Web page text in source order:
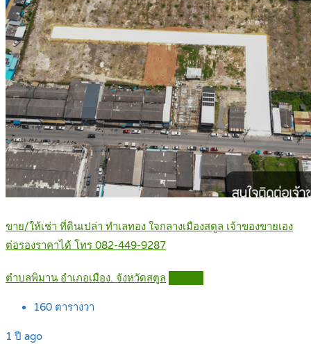
ขาย/ให้เช่า ที่ดินเปล่า ทำเลทอง ใจกลางเมืองสตูล เจ้าของขายเอง
ต่อรองราคาได้ โทร 082-449-9287
ตำบลพิมาน อำเภอเมือง. จังหวัดสตูล
160 ตารางวา
1 ปี ago